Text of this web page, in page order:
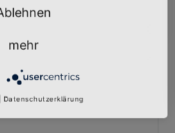
T-Shirt "NANCY
mehr
Datenschutzerklärung